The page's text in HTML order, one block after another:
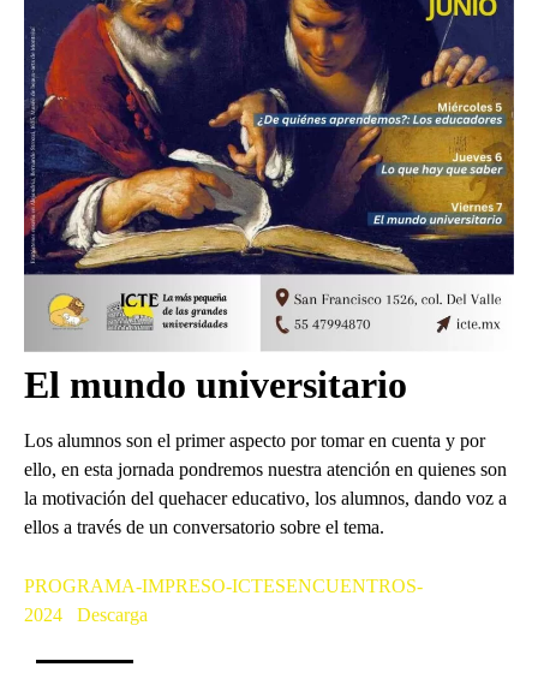
El mundo universitario
Los alumnos son el primer aspecto por tomar en cuenta y por
ello, en esta jornada pondremos nuestra atención en quienes son
la motivación del quehacer educativo, los alumnos, dando voz a
ellos a través de un conversatorio sobre el tema.
PROGRAMA-IMPRESO-ICTESENCUENTROS-
2024
Descarga